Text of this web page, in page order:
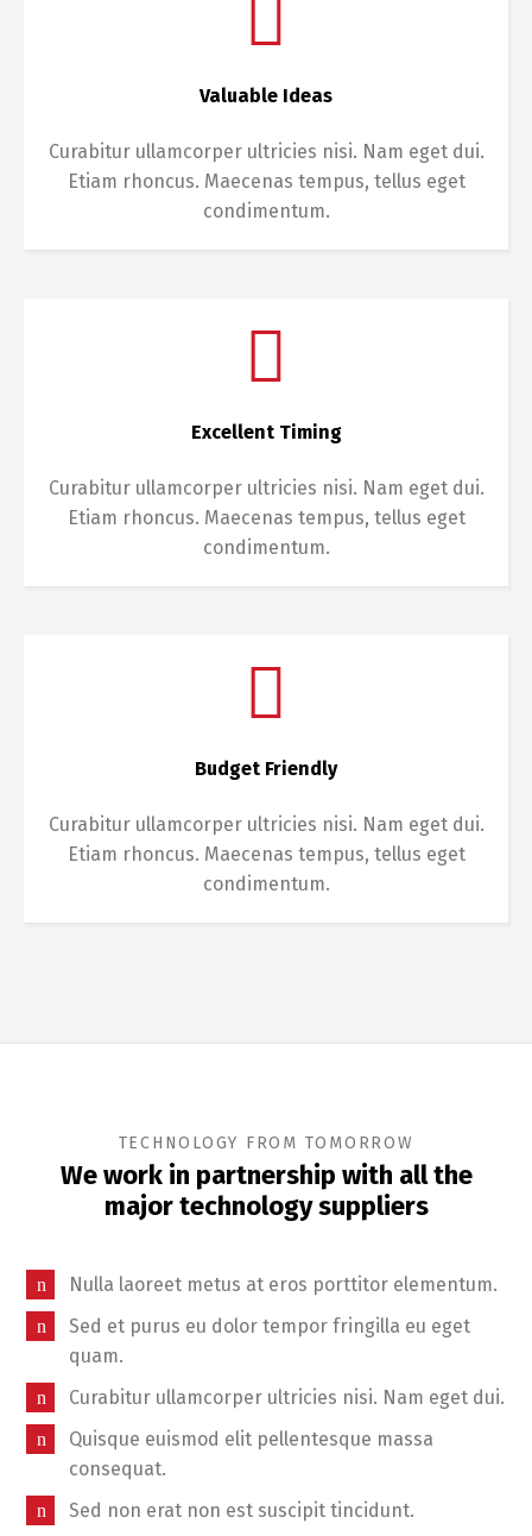
Valuable Ideas
Curabitur ullamcorper ultricies nisi. Nam eget dui.
Etiam rhoncus. Maecenas tempus, tellus eget
condimentum.
Excellent Timing
Curabitur ullamcorper ultricies nisi. Nam eget dui.
Etiam rhoncus. Maecenas tempus, tellus eget
condimentum.
Budget Friendly
Curabitur ullamcorper ultricies nisi. Nam eget dui.
Etiam rhoncus. Maecenas tempus, tellus eget
condimentum.
TECHNOLOGY FROM TOMORROW
We work in partnership with all the
major technology suppliers
Nulla laoreet metus at eros porttitor elementum.
Sed et purus eu dolor tempor fringilla eu eget
quam.
Curabitur ullamcorper ultricies nisi. Nam eget dui.
Quisque euismod elit pellentesque massa
consequat.
Sed non erat non est suscipit tincidunt.